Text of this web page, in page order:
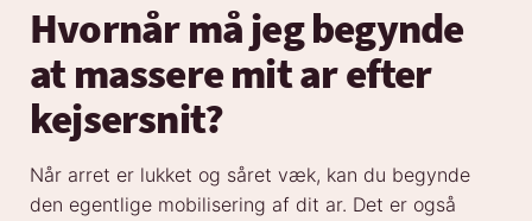
Hvornår må jeg begynde
at massere mit ar efter
kejsersnit?
Når arret er lukket og såret væk, kan du begynde
den egentlige mobilisering af dit ar. Det er også